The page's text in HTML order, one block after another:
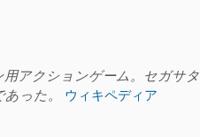
用アクションゲーム。セガサタ
った。
ウィキペディア